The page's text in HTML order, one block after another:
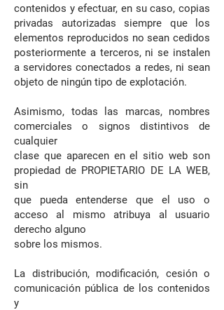
contenidos y efectuar, en su caso, copias
privadas autorizadas siempre que los
elementos reproducidos no sean cedidos
posteriormente a terceros, ni se instalen
a servidores conectados a redes, ni sean
objeto de ningún tipo de explotación.
Asimismo, todas las marcas, nombres
comerciales o signos distintivos de
cualquier
clase que aparecen en el sitio web son
propiedad de PROPIETARIO DE LA WEB,
sin
que pueda entenderse que el uso o
acceso al mismo atribuya al usuario
derecho alguno
sobre los mismos.
La distribución, modificación, cesión o
comunicación pública de los contenidos
y